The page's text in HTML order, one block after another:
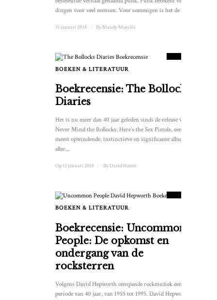
dingen voor veel mensen. Voor sommigen is het de ...
31 januari 2018 By Mandy Morello
SCORE
BOEKEN & LITERATUUR
Boekrecensie: The Bollocks
Diaries
Het is nu meer dan 40 jaar geleden sinds de release van
Never Mind the Bollocks: Here’s the Sex Pistols, een van de
meest opwindende, instinctieve en significante albums
aller...
Op 12 januari 2018 By David Harris
SCORE
BOEKEN & LITERATUUR
Boekrecensie: Uncommon
People: De opkomst en
ondergang van de
rocksterren
Volgens David Hepworth omspande rockmuziek een
periode van 40 jaar, van 1955 tot 1995. David Hepworth,